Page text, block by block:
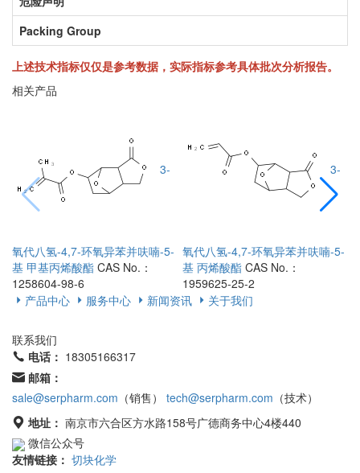
Packing Group
上述技术指标仅仅是参考数据，实际指标参考具体批次分析报告。
相关产品
3-
氧代八氢-4,7-环氧异苯并呋喃-5-
基 甲基丙烯酸酯 CAS No.：
1258604-98-6
3-
氧代八氢-4,7-环氧异苯并呋喃-5-
基 丙烯酸酯 CAS No.：
1959625-25-2
产品中心
服务中心 新闻资讯 关于我们
联系我们
电话： 18305166317
邮箱：
sale@serpharm.com （销售） tech@serpharm.com （技术）
地址： 南京市六合区方水路158号广德商务中心4楼440
微信公众号
友情链接： 切块化学